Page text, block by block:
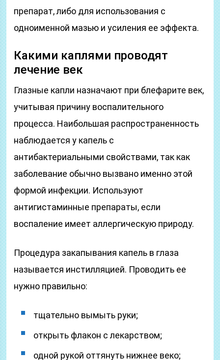
препарат, либо для использования с
одноименной мазью и усиления ее эффекта.
Какими каплями проводят
лечение век
Глазные капли назначают при блефарите век,
учитывая причину воспалительного
процесса. Наибольшая распространенность
наблюдается у капель с
антибактериальными свойствами, так как
заболевание обычно вызвано именно этой
формой инфекции. Используют
антигистаминные препараты, если
воспаление имеет аллергическую природу.
Процедура закапывания капель в глаза
называется инстилляцией. Проводить ее
нужно правильно:
тщательно вымыть руки;
открыть флакон с лекарством;
одной рукой оттянуть нижнее веко;